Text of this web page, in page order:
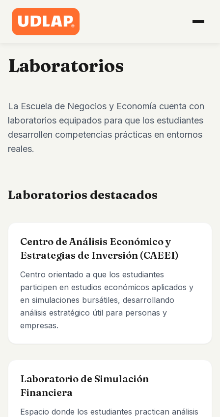
Laboratorios
La Escuela de Negocios y Economía cuenta con
laboratorios equipados para que los estudiantes
desarrollen competencias prácticas en entornos
reales.
Laboratorios destacados
Centro de Análisis Económico y
Estrategias de Inversión (CAEEI)
Centro orientado a que los estudiantes
participen en estudios económicos aplicados y
en simulaciones bursátiles, desarrollando
análisis estratégico útil para personas y
empresas.
Laboratorio de Simulación
Financiera
Espacio donde los estudiantes practican análisis